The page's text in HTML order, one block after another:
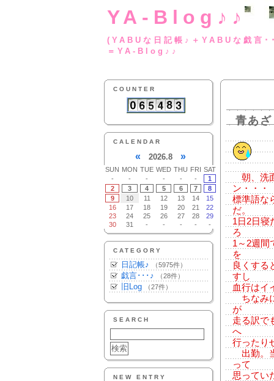
YA-Blog♪♪
(YABUな日記帳♪
＝YA-Blog♪♪
COUNTER
CALENDAR
« 2026.8 »
SUN MON TUE WED THU FRI SAT
-
- - - - -
1
2
3 4 5 6 7
8
9
10 11 12 13 14
15
16
17 18 19 20 21
22
23
24 25 26 27 28
29
30
31 - - - - -
CATEGORY
日記帳♪ （5975件）
戯言･･･♪ （28件）
旧Log （27件）
SEARCH
NEW ENTRY
青あ
朝、洗
ン・・・
標準語な
だ。
1日2日寝
ろ
1～2週間
を
良くする
すし
血行はイ
ちなみ
が
走る訳で
へ
行ったり
出勤。
って
思ってい